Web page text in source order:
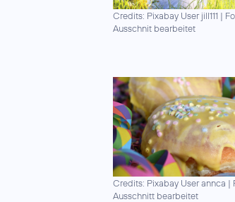
Credits: Pixabay User jill111 |
Ausschnit bearbeitet
Credits: Pixabay User annca |
Ausschnitt bearbeitet